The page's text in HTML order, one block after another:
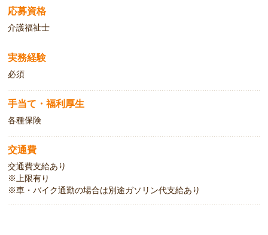
応募資格
介護福祉士
実務経験
必須
手当て・福利厚生
各種保険
交通費
交通費支給あり
※上限有り
※車・バイク通勤の場合は別途ガソリン代支給あり